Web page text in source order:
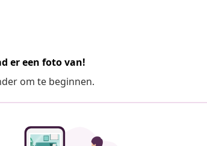
er een foto van!
om te beginnen.